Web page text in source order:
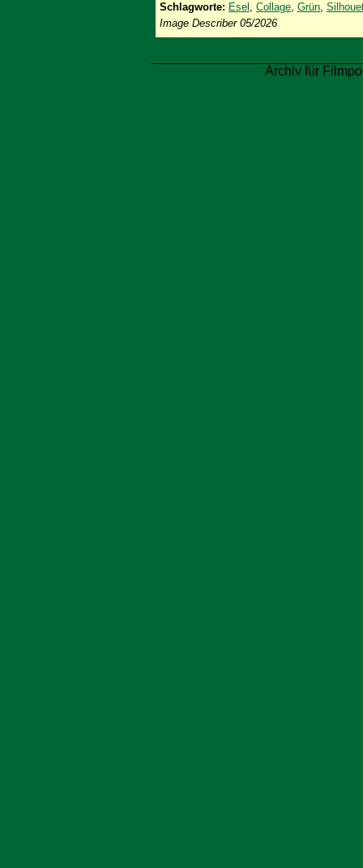
Schlagworte: Esel , Collage, Grün,
Image Describer 05/2026
Archiv für